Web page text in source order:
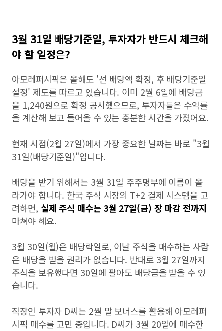
3월 31일 배당기준일, 투자자가 반드시 체크해
야 할 일정은?
아모레퍼시픽은 올해도 '선 배당액 확정, 후 배당기준일
설정' 제도를 따르고 있습니다. 이미 2월 6일에 배당금
을 1,240원으로 확정 공시했으므로, 투자자들은 수익률
을 계산해 보고 들어올 수 있는 충분한 시간을 가졌어요.
현재 시점(2월 27일)에서 가장 중요한 날짜는 바로 "3월
31일(배당기준일)"입니다.
배당을 받기 위해서는 3월 31일 주주명부에 이름이 올
라가야 합니다. 한국 주식 시장의 T+2 결제 시스템을 고
려하면, 실제 주식 매수는 3월 27일(금) 장 마감 전까지
마쳐야 해요.
3월 30일(월)은 배당락일로, 이날 주식을 매수하는 사람
은 배당을 받을 권리가 없습니다. 반대로 3월 27일까지
주식을 보유했다면 30일에 팔아도 배당금을 받을 수 있
습니다.
직장인 투자자 D씨는 2월 말 보너스를 활용해 아모레퍼
시픽 매수를 고민 중입니다. D씨가 3월 20일에 매수한